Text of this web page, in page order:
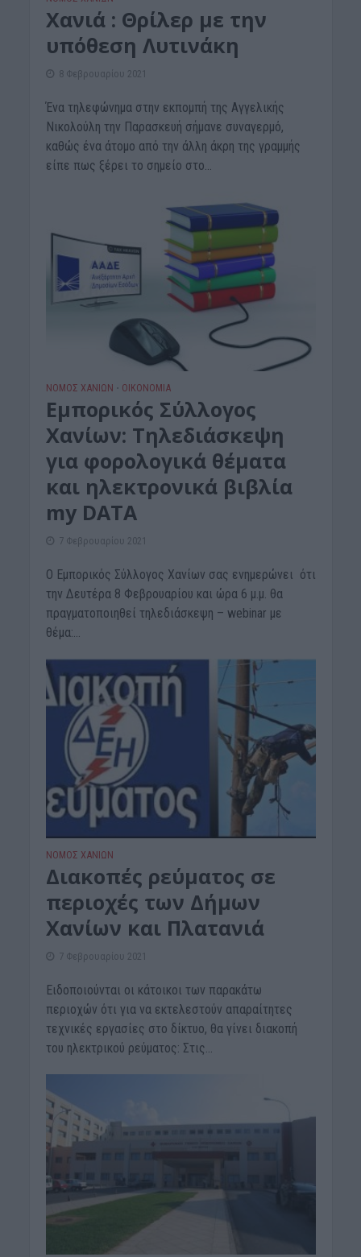
Χανιά : Θρίλερ με την
υπόθεση Λυτινάκη
8 Φεβρουαρίου 2021
Ένα τηλεφώνημα στην εκπομπή της Αγγελικής
Νικολούλη την Παρασκευή σήμανε συναγερμό,
καθώς ένα άτομο από την άλλη άκρη της γραμμής
είπε πως ξέρει το σημείο στο...
ΝΟΜΌΣ ΧΑΝΊΩΝ • ΟΙΚΟΝΟΜΙΑ
Εμπορικός Σύλλογος
Χανίων: Τηλεδιάσκεψη
για φορολογικά θέματα
και ηλεκτρονικά βιβλία
my DATA
7 Φεβρουαρίου 2021
O Εμπορικός Σύλλογος Χανίων σας ενημερώνει ότι
την Δευτέρα 8 Φεβρουαρίου και ώρα 6 μ.μ. θα
πραγματοποιηθεί τηλεδιάσκεψη – webinar με
θέμα:...
ΝΟΜΌΣ ΧΑΝΊΩΝ
Διακοπές ρεύματος σε
περιοχές των Δήμων
Χανίων και Πλατανιά
7 Φεβρουαρίου 2021
Ειδοποιούνται οι κάτοικοι των παρακάτω
περιοχών ότι για να εκτελεστούν απαραίτητες
τεχνικές εργασίες στο δίκτυο, θα γίνει διακοπή
του ηλεκτρικού ρεύματος: Στις...